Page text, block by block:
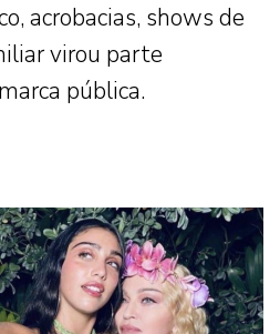
acrobacias, shows de
virou parte
pública.